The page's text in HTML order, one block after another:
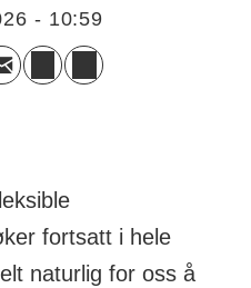
- 10:59
fortsatt i hele
naturlig for oss å